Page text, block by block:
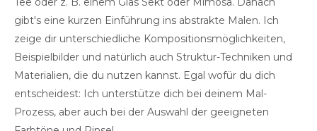
gibt's eine kurzen Einführung ins abstrakte Malen. Ich
zeige dir unterschiedliche Kompositionsmöglichkeiten,
Beispielbilder und natürlich auch Struktur-Techniken und
Materialien, die du nutzen kannst. Egal wofür du dich
entscheidest: Ich unterstütze dich bei deinem Mal-
Prozess, aber auch bei der Auswahl der geeigneten